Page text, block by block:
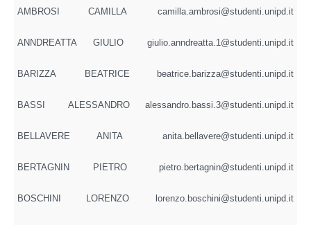
AMBROSI CAMILLA camilla.ambrosi@studenti.unipd.it
ANNDREATTA GIULIO giulio.anndreatta.1@studenti.unipd.it
BARIZZA BEATRICE beatrice.barizza@studenti.unipd.it
BASSI ALESSANDRO alessandro.bassi.3@studenti.unipd.it
BELLAVERE ANITA anita.bellavere@studenti.unipd.it
BERTAGNIN PIETRO pietro.bertagnin@studenti.unipd.it
BOSCHINI LORENZO lorenzo.boschini@studenti.unipd.it